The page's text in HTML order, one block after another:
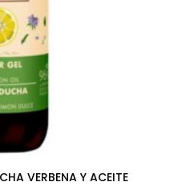
VERBENA Y ACEITE